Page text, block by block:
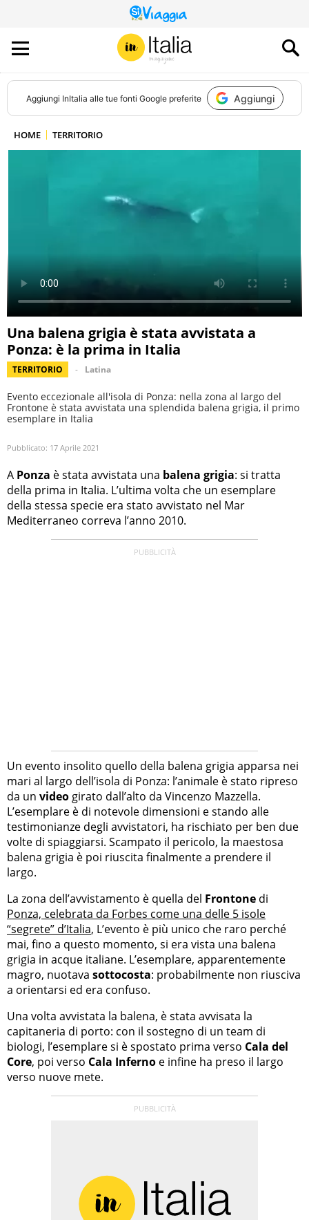
QUESTO
SITO
CONTRIBUISCE
ALL’AUDIENCE
DI
Aggiungi InItalia alle tue fonti Google preferite Aggiungi
HOME TERRITORIO
Una balena grigia è stata avvistata a
Ponza: è la prima in Italia
TERRITORIO Latina
Evento eccezionale all'isola di Ponza: nella zona al largo del
Frontone è stata avvistata una splendida balena grigia, il primo
esemplare in Italia
Pubblicato: 17 Aprile 2021
A Ponza è stata avvistata una balena grigia: si tratta
della prima in Italia. L’ultima volta che un esemplare
della stessa specie era stato avvistato nel Mar
Mediterraneo correva l’anno 2010.
Un evento insolito quello della balena grigia apparsa nei
mari al largo dell’isola di Ponza: l’animale è stato ripreso
da un video girato dall’alto da Vincenzo Mazzella.
L’esemplare è di notevole dimensioni e stando alle
testimonianze degli avvistatori, ha rischiato per ben due
volte di spiaggiarsi. Scampato il pericolo, la maestosa
balena grigia è poi riuscita finalmente a prendere il
largo.
La zona dell’avvistamento è quella del Frontone di
Ponza, celebrata da Forbes come una delle 5 isole
“segrete” d’Italia, L’evento è più unico che raro perché
mai, fino a questo momento, si era vista una balena
grigia in acque italiane. L’esemplare, apparentemente
magro, nuotava sottocosta: probabilmente non riusciva
a orientarsi ed era confuso.
Una volta avvistata la balena, è stata avvisata la
capitaneria di porto: con il sostegno di un team di
biologi, l’esemplare si è spostato prima verso Cala del
Core, poi verso Cala Inferno e infine ha preso il largo
verso nuove mete.